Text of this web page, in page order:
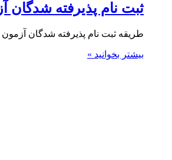
ثبت نام پذیرفته شدگان
طریقه ثبت نام پذیرفته شدگان آزمون دوره دکتری 1399 آزمون ورودی دوره دکتری (نیمه‌
بیشتر بخوانید »